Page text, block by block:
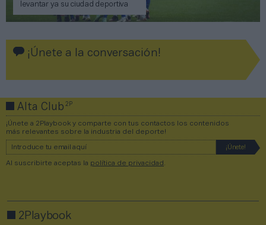
levantar ya su ciudad deportiva
¡Únete a la conversación!
Alta Club2P
¡Únete a 2Playbook y comparte con tus contactos los contenidos
más relevantes sobre la industria del deporte!
Al suscribirte aceptas la política de privacidad
2Playbook